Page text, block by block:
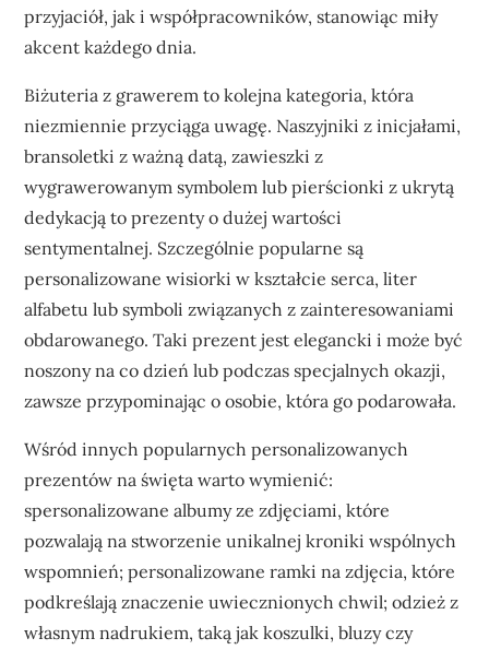
przyjaciół, jak i współpracowników, stanowiąc miły
akcent każdego dnia.
Biżuteria z grawerem to kolejna kategoria, która
niezmiennie przyciąga uwagę. Naszyjniki z inicjałami,
bransoletki z ważną datą, zawieszki z
wygrawerowanym symbolem lub pierścionki z ukrytą
dedykacją to prezenty o dużej wartości
sentymentalnej. Szczególnie popularne są
personalizowane wisiorki w kształcie serca, liter
alfabetu lub symboli związanych z zainteresowaniami
obdarowanego. Taki prezent jest elegancki i może być
noszony na co dzień lub podczas specjalnych okazji,
zawsze przypominając o osobie, która go podarowała.
Wśród innych popularnych personalizowanych
prezentów na święta warto wymienić:
spersonalizowane albumy ze zdjęciami, które
pozwalają na stworzenie unikalnej kroniki wspólnych
wspomnień; personalizowane ramki na zdjęcia, które
podkreślają znaczenie uwiecznionych chwil; odzież z
własnym nadrukiem, taką jak koszulki, bluzy czy